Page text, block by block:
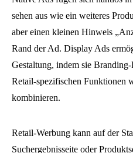
sehen aus wie ein weiteres
aber einen kleinen Hinweis
Rand der Ad. Display Ads
Gestaltung, indem sie
Retail-spezifischen Funktionen
kombinieren.
Retail-Werbung kann auf der
Suchergebnisseite oder